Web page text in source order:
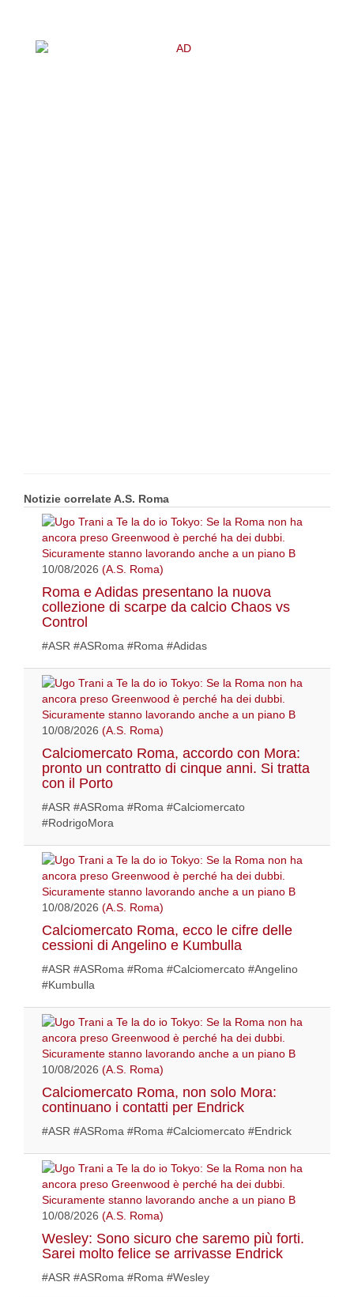
Notizie correlate A.S. Roma
10/08/2026 (A.S. Roma)
Roma e Adidas presentano la nuova
collezione di scarpe da calcio Chaos vs
Control
#ASR #ASRoma #Roma #Adidas
10/08/2026 (A.S. Roma)
Calciomercato Roma, accordo con Mora:
pronto un contratto di cinque anni. Si tratta
con il Porto
#ASR #ASRoma #Roma #Calciomercato
#RodrigoMora
10/08/2026 (A.S. Roma)
Calciomercato Roma, ecco le cifre delle
cessioni di Angelino e Kumbulla
#ASR #ASRoma #Roma #Calciomercato #Angelino
#Kumbulla
10/08/2026 (A.S. Roma)
Calciomercato Roma, non solo Mora:
continuano i contatti per Endrick
#ASR #ASRoma #Roma #Calciomercato #Endrick
10/08/2026 (A.S. Roma)
Wesley: Sono sicuro che saremo più forti.
Sarei molto felice se arrivasse Endrick
#ASR #ASRoma #Roma #Wesley